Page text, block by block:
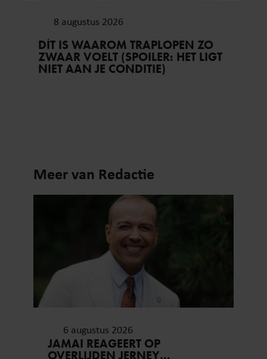
8 augustus 2026
DÍT IS WAAROM TRAPLOPEN ZO
ZWAAR VOELT (SPOILER: HET LIGT
NIET AAN JE CONDITIE)
Meer van Redactie
6 augustus 2026
JAMAI REAGEERT OP
OVERLIJDEN JERNEY